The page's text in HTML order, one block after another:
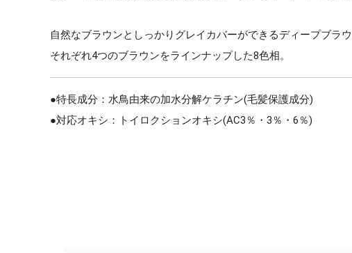
自然なブラウンとしっかりグレイカバーができるディープブラ
それぞれ4つのブラウンをラインナップした8色相。
●特長成分：水鳥由来の加水分解ケラチン(毛髪保護成分)
●対応オキシ：トイロクションオキシ(AC3％・3％・6％)